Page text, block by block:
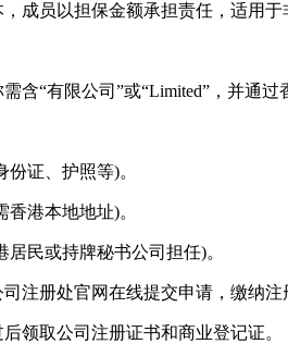
员以担保金额承担责任，适用于
“有限公司”或“Limited”，并通过
证、护照等)。
港本地地址)。
民或持牌秘书公司担任)。
册处官网在线提交申请，缴纳注
取公司注册证书和商业登记证。